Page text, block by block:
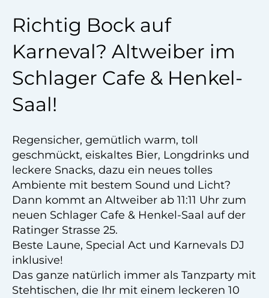
Richtig Bock auf
Karneval? Altweiber im
Schlager Cafe & Henkel-
Saal!
Regensicher, gemütlich warm, toll
geschmückt, eiskaltes Bier, Longdrinks und
leckere Snacks, dazu ein neues tolles
Ambiente mit bestem Sound und Licht?
Dann kommt an Altweiber ab 11:11 Uhr zum
neuen Schlager Cafe & Henkel-Saal auf der
Ratinger Strasse 25.
Beste Laune, Special Act und Karnevals DJ
inklusive!
Das ganze natürlich immer als Tanzparty mit
Stehtischen, die Ihr mit einem leckeren 10